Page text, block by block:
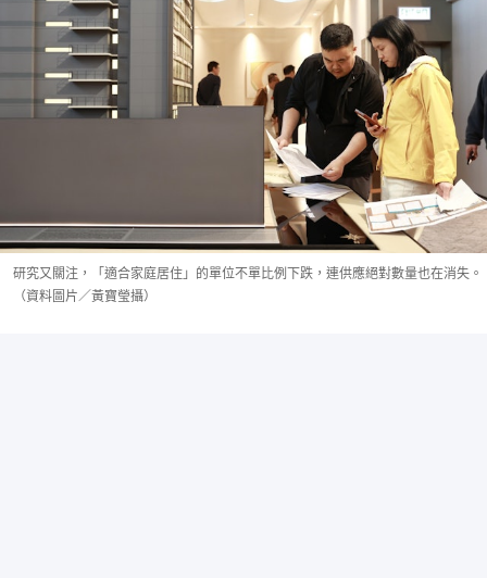
研究又關注，「適合家庭居住」的單位不單比例下跌，連供應絕對數量也在消失。
（資料圖片／黃寶瑩攝）